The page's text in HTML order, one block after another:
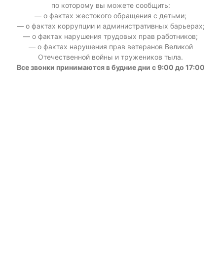
по которому вы можете сообщить:
— о фактах жестокого обращения с детьми;
— о фактах коррупции и административных барьерах;
— о фактах нарушения трудовых прав работников;
— о фактах нарушения прав ветеранов Великой
Отечественной войны и тружеников тыла.
Все звонки принимаются в будние дни с 9:00 до 17:00